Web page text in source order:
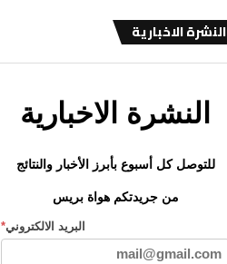
النشرة الاخبارية
النشرة الاخبارية
للتوصل كل أسبوع بأبرز الأخبار والنتائج
من جريدتكم هواة بريس
البريد الالكتروني*